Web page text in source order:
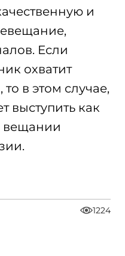
и
Если
охватит
в этом случае,
выступить как
вещании
1224